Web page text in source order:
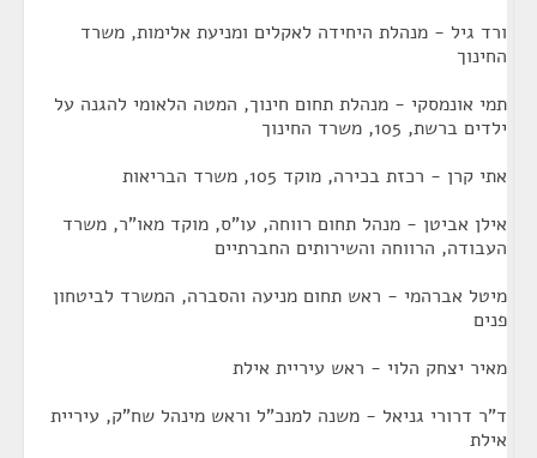
ורד גיל - מנהלת היחידה לאקלים ומניעת אלימות, משרד
החינוך
תמי אונמסקי - מנהלת תחום חינוך, המטה הלאומי להגנה על
ילדים ברשת, 105, משרד החינוך
אתי קרן - רכזת בכירה, מוקד 105, משרד הבריאות
אילן אביטן - מנהל תחום רווחה, עו"ס, מוקד מאו"ר, משרד
העבודה, הרווחה והשירותים החברתיים
מיטל אברהמי - ראש תחום מניעה והסברה, המשרד לביטחון
פנים
מאיר יצחק הלוי - ראש עיריית אילת
ד"ר דרורי גניאל - משנה למנכ"ל וראש מינהל שח"ק, עיריית
אילת